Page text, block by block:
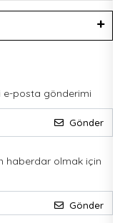
e-posta gönderimi
Gönder
haberdar olmak için
Gönder